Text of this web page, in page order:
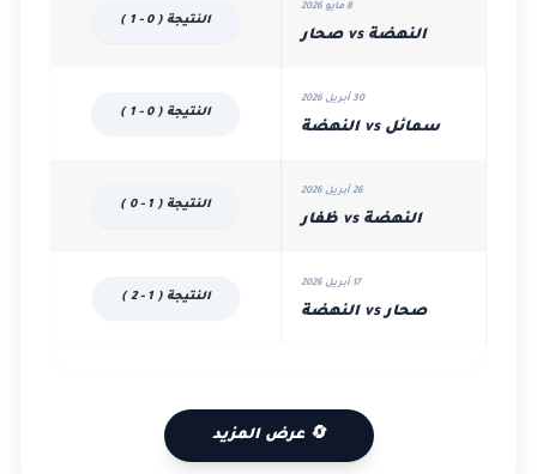
8 مايو 2026
النهضة vs صحار
النتيجة ( 0 - 1 )
30 أبريل 2026
سمائل vs النهضة
النتيجة ( 0 - 1 )
26 أبريل 2026
النهضة vs ظفار
النتيجة ( 1 - 0 )
17 أبريل 2026
صحار vs النهضة
النتيجة ( 1 - 2 )
🔄 عرض المزيد